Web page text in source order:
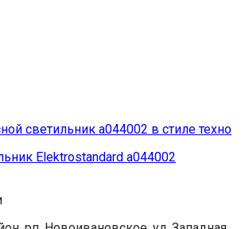
Elektrostandard a044002